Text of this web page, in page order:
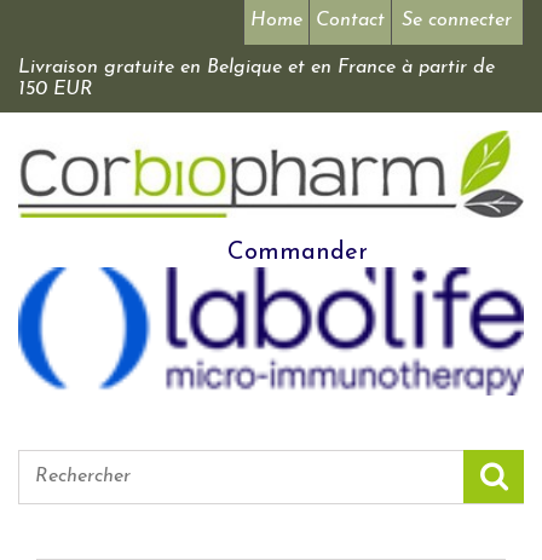
Se connecter
Home Contact
Livraison gratuite en Belgique et en France à partir de
150 EUR
Commander